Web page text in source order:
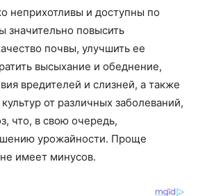
неприхотливы и доступны по
значительно повысить
почвы, улучшить ее
высыхание и обеднение,
вредителей и слизней, а также
от различных заболеваний,
что, в свою очередь,
урожайности. Проще
имеет минусов.